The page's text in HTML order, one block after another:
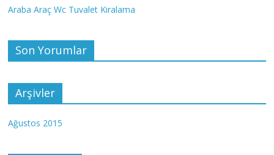
Araba Araç Wc Tuvalet Kiralama
Son Yorumlar
Arşivler
Ağustos 2015